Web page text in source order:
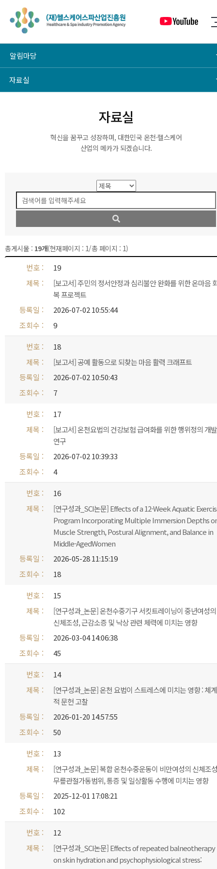
알림마당
자료실
자료실
혁신을 꿈꾸고 성장하며, 대한민국 온천·헬스케어
산업의 메카가 되겠습니다.
총게시물 : 19개(현재페이지 : 1/총 페이지 : 1)
19
[보고서] 주민의 정서안정과 심리불안 완화를 위한 온마음
복 프로젝트
2026-07-02 10:55:44
9
18
[보고서] 공예 활동으로 되찾는 마음 활력 크래프트
2026-07-02 10:50:43
7
17
[보고서] 온천요법의 건강보험 급여화를 위한 행위정의 개발
연구
2026-07-02 10:39:33
4
16
[연구성과_SCI논문] Effects of a 12-Week Aquatic
Program Incorporating Multiple Immersion Depths
Muscle Strength, Postural Alignment, and Balance in
Middle-AgedWomen
2026-05-28 11:15:19
18
15
[연구성과_논문] 온천수중기구 서킷트레이닝이 중년여성의
신체조성, 근감소증 및 낙상 관련 체력에 미치는 영향
2026-03-04 14:06:38
45
14
[연구성과_논문] 온천 요법이 스트레스에 미치는 영향 : 체계
적 문헌 고찰
2026-01-20 14:57:55
50
13
[연구성과_논문] 복합 온천수중운동이 비만여성의 신체조
무릎관절가동범위, 통증 및 일상활동 수행에 미치는 영향
2025-12-01 17:08:21
102
12
[연구성과_SCI논문] Effects of repeated balneotherapy
on skin hydration and psychophysiological stress: